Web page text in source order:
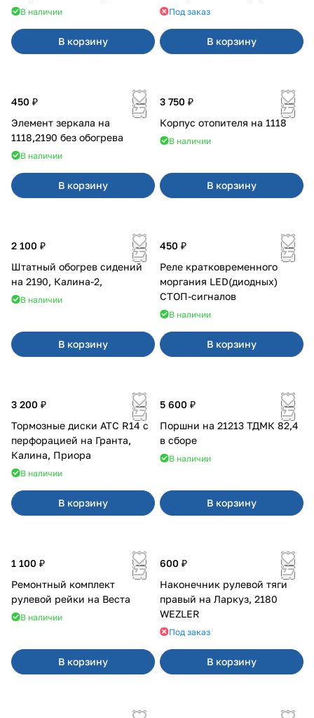
В наличии
В корзину
Под заказ
В корзину
450 ₽
Элемент зеркала на
1118,2190 без обогрева
В наличии
В корзину
3 750 ₽
Корпус отопителя на 1118
В наличии
В корзину
2 100 ₽
Штатный обогрев сидений
на 2190, Калина-2,
В наличии
В корзину
450 ₽
Реле кратковременного
моргания LED(диодных)
СТОП-сигналов
В наличии
В корзину
3 200 ₽
Тормозные диски АТС R14 с
перфорацией на Гранта,
Калина, Приора
В наличии
В корзину
5 600 ₽
Поршни на 21213 ТДМК 82,4
в сборе
В наличии
В корзину
1 100 ₽
Ремонтный комплект
рулевой рейки на Веста
В наличии
В корзину
600 ₽
Наконечник рулевой тяги
правый на Ларкуз, 2180
WEZLER
Под заказ
В корзину